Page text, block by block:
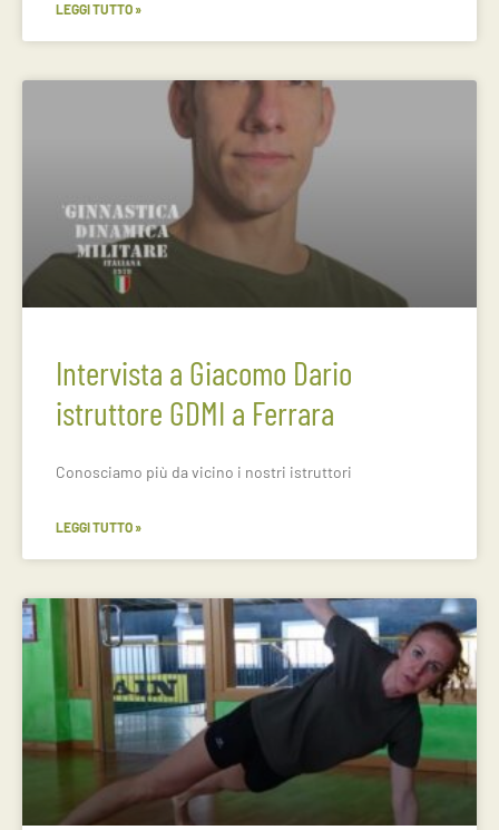
LEGGI TUTTO »
Intervista a Giacomo Dario
istruttore GDMI a Ferrara
Conosciamo più da vicino i nostri istruttori
LEGGI TUTTO »